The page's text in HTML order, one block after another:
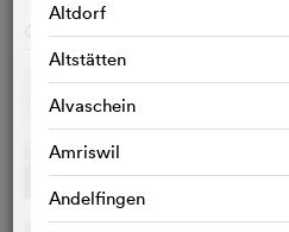
Altdorf
Altstätten
Alvaschein
Amriswil
Andelfingen
GALERIE PHOTOS